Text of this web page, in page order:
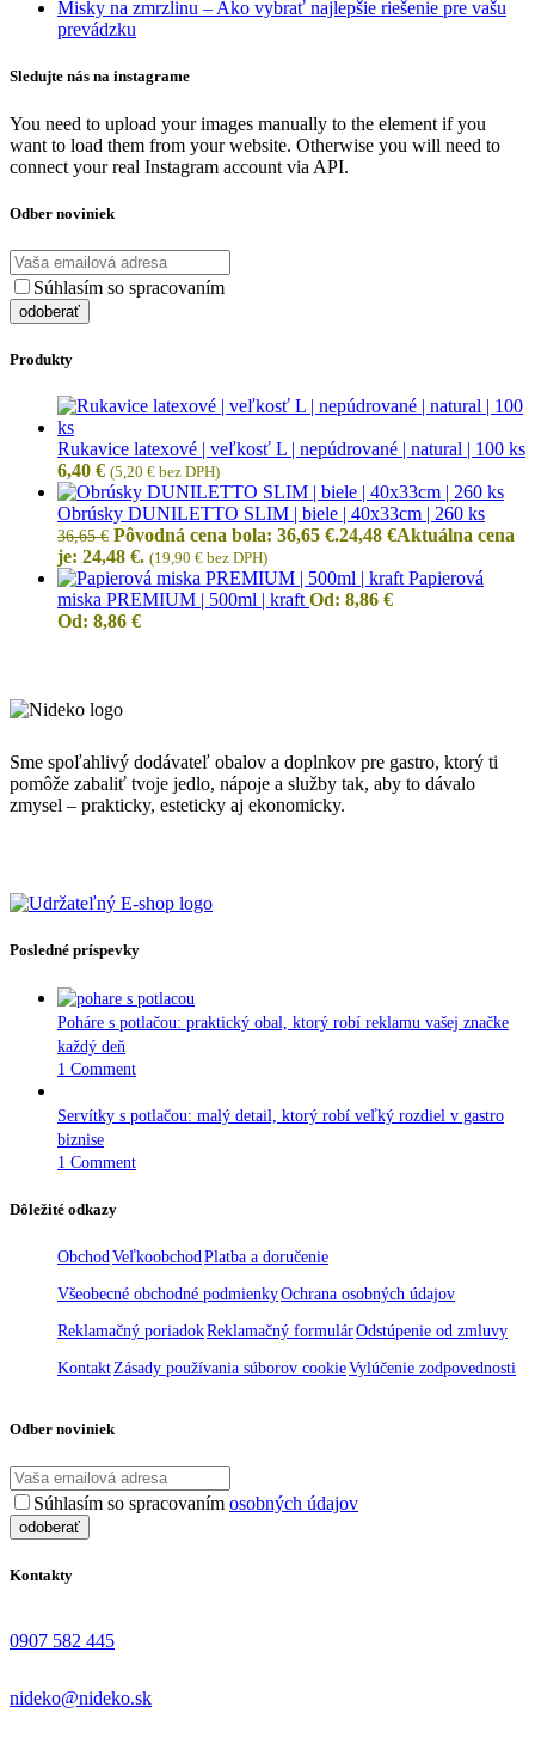
Misky na zmrzlinu – Ako vybrať najlepšie riešenie pre vašu
prevádzku
Sledujte nás na instagrame
You need to upload your images manually to the element if you
want to load them from your website. Otherwise you will need to
connect your real Instagram account via API.
Odber noviniek
Súhlasím so spracovaním
Produkty
Rukavice latexové | veľkosť L | nepúdrované | natural | 100 ks
6,40 € (5,20 € bez DPH)
Obrúsky DUNILETTO SLIM | biele | 40x33cm | 260 ks
36,65€ Pôvodná cena bola: 36,65 €.24,48 €Aktuálna cena
je: 24,48 €. (19,90 € bez DPH)
Papierová
miska PREMIUM | 500ml | kraft Od: 8,86 €
Od: 8,86 €
Sme spoľahlivý dodávateľ obalov a doplnkov pre gastro, ktorý ti
pomôže zabaliť tvoje jedlo, nápoje a služby tak, aby to dávalo
zmysel – prakticky, esteticky aj ekonomicky.
Posledné príspevky
Poháre s potlačou: praktický obal, ktorý robí reklamu vašej značke
každý deň
1 Comment
Servítky s potlačou: malý detail, ktorý robí veľký rozdiel v gastro
biznise
1 Comment
Dôležité odkazy
Obchod Veľkoobchod Platba a doručenie
Všeobecné obchodné podmienkyOchrana osobných údajov
Reklamačný poriadokReklamačný formulárOdstúpenie od zmluvy
Kontakt Zásady používania súborov cookieVylúčenie zodpovednosti
Odber noviniek
Súhlasím so spracovaním osobných údajov
Kontakty
0907 582 445
nideko@nideko.sk